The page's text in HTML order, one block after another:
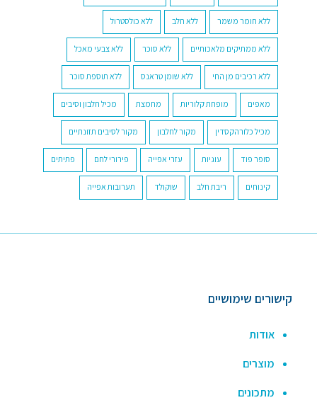
ללא חומר משמר ללא חלב ללא כולסטרול
ללא ממתיקים מלאכותיים ללא סוכר ללא צבעי מאכל
ללא רכיבים מן החי ללא שומן טראנס ללא תוספת סוכר
מאפים מופחת קלוריות מחמצת מכיל חלבון וסיבים
מכיל כלורהקסדין מקור לחלבון מקור לסיבים תזונתיים
סופר פוד עוגיות עזרי אפייה פירורי לחם פתיתים
קינוחים ריבת חלב שוקולד תערובות אפייה
קישורים שימושיים
אודות
מוצרים
מתכונים